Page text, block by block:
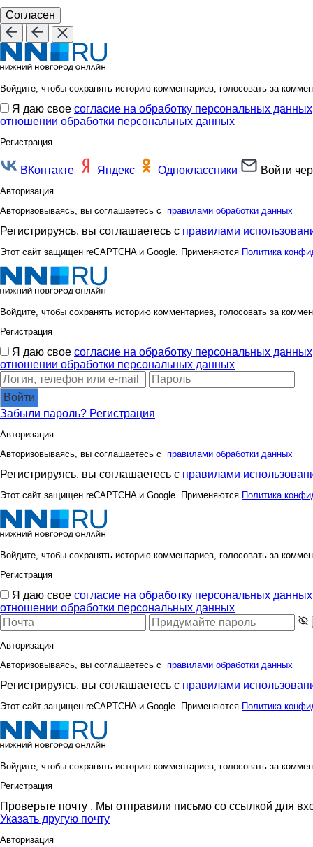
Караська
Согласен
Войдите, чтобы сохранять историю комментариев, голосовать за
Я даю свое согласие на обработку персональных данных
отношении обработки персональных данных
Регистрация
ВКонтакте Яндекс Одноклассники Войти
Авторизация
Авторизовываясь, вы соглашаетесь с правилами обработки данных
Регистрируясь, вы соглашаетесь с правилами
Этот сайт защищен reCAPTCHA и Google. Применяются Политика
Войдите, чтобы сохранять историю комментариев, голосовать за
Регистрация
Я даю свое согласие на обработку персональных данных
отношении обработки персональных данных
Войти
Забыли пароль? Регистрация
Авторизация
Авторизовываясь, вы соглашаетесь с правилами обработки данных
Регистрируясь, вы соглашаетесь с правилами
Этот сайт защищен reCAPTCHA и Google. Применяются Политика
Войдите, чтобы сохранять историю комментариев, голосовать за
Регистрация
Я даю свое согласие на обработку персональных данных
отношении обработки персональных данных
Авторизация
Авторизовываясь, вы соглашаетесь с правилами обработки данных
Регистрируясь, вы соглашаетесь с правилами
Этот сайт защищен reCAPTCHA и Google. Применяются Политика
Войдите, чтобы сохранять историю комментариев, голосовать за
Регистрация
Проверьте почту . Мы отправили письмо со ссылкой для
Указать другую почту
Авторизация